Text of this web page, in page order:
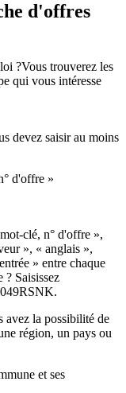
d'offres
?Vous trouverez les
qui vous intéresse
devez saisir au moins
d'offre »
clé, n° d'offre »,
», « anglais »,
» entre chaque
? Saisissez
049RSNK.
avez la possibilité de
région, un pays ou
et ses